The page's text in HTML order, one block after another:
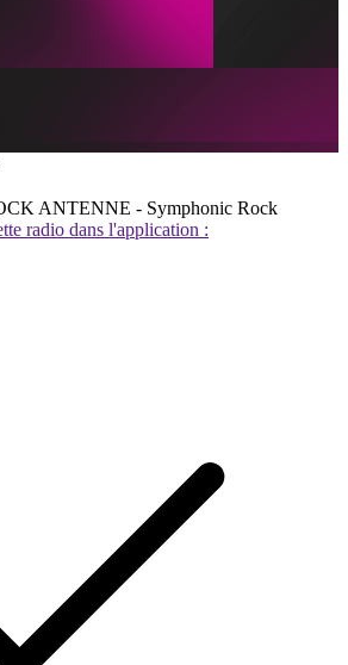
ANTENNE - Symphonic Rock
radio dans l'application :